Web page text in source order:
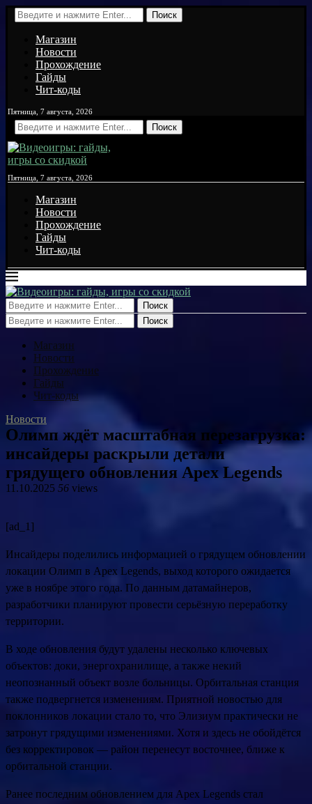
Поиск
Магазин
Новости
Прохождение
Гайды
Чит-коды
Пятница, 7 августа, 2026
Поиск
Пятница, 7 августа, 2026
Магазин
Новости
Прохождение
Гайды
Чит-коды
Поиск
Поиск
Магазин
Новости
Прохождение
Гайды
Чит-коды
Новости
Олимп ждёт масштабная перезагрузка:
инсайдеры раскрыли детали
грядущего обновления Apex Legends
11.10.2025 56 views
[ad_1]
Инсайдеры поделились информацией о грядущем обновлении
локации Олимп в Apex Legends, выход которого ожидается
уже в ноябре этого года. По данным датамайнеров,
разработчики планируют провести серьёзную переработку
территории.
В ходе обновления будут удалены несколько ключевых
объектов: доки, энергохранилище, а также некий
неопознанный объект возле больницы. Орбитальная станция
также подвергнется изменениям. Приятной новостью для
поклонников локации стало то, что Элизиум практически не
затронут грядущими изменениями. Хотя и здесь не обойдётся
без корректировок — район перенесут восточнее, ближе к
орбитальной станции.
Ранее последним обновлением для Apex Legends стал